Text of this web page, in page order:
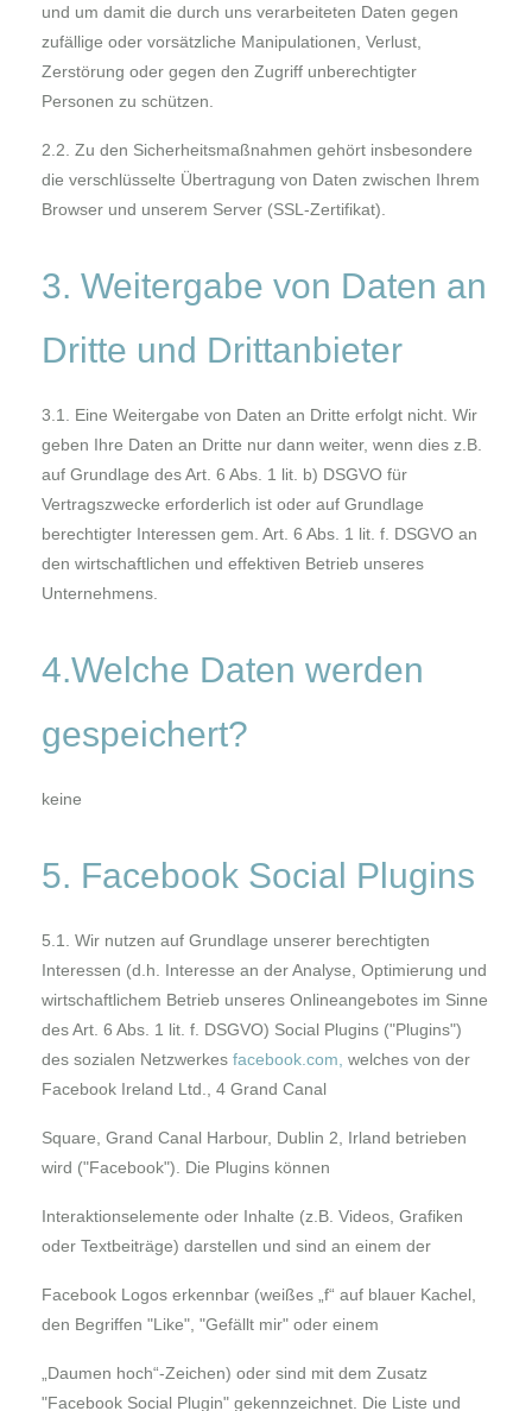
und um damit die durch uns verarbeiteten Daten gegen
zufällige oder vorsätzliche Manipulationen, Verlust,
Zerstörung oder gegen den Zugriff unberechtigter
Personen zu schützen.
2.2. Zu den Sicherheitsmaßnahmen gehört insbesondere
die verschlüsselte Übertragung von Daten zwischen Ihrem
Browser und unserem Server (SSL-Zertifikat).
3. Weitergabe von Daten an
Dritte und Drittanbieter
3.1. Eine Weitergabe von Daten an Dritte erfolgt nicht. Wir
geben Ihre Daten an Dritte nur dann weiter, wenn dies z.B.
auf Grundlage des Art. 6 Abs. 1 lit. b) DSGVO für
Vertragszwecke erforderlich ist oder auf Grundlage
berechtigter Interessen gem. Art. 6 Abs. 1 lit. f. DSGVO an
den wirtschaftlichen und effektiven Betrieb unseres
Unternehmens.
4.Welche Daten werden
gespeichert?
keine
5. Facebook Social Plugins
5.1. Wir nutzen auf Grundlage unserer berechtigten
Interessen (d.h. Interesse an der Analyse, Optimierung und
wirtschaftlichem Betrieb unseres Onlineangebotes im Sinne
des Art. 6 Abs. 1 lit. f. DSGVO) Social Plugins ("Plugins")
des sozialen Netzwerkes facebook.com welches von der
Facebook Ireland Ltd., 4 Grand Canal
Square, Grand Canal Harbour, Dublin 2, Irland betrieben
wird ("Facebook"). Die Plugins können
Interaktionselemente oder Inhalte (z.B. Videos, Grafiken
oder Textbeiträge) darstellen und sind an einem der
Facebook Logos erkennbar (weißes „f“ auf blauer Kachel,
den Begriffen "Like", "Gefällt mir" oder einem
„Daumen hoch“-Zeichen) oder sind mit dem Zusatz
"Facebook Social Plugin" gekennzeichnet. Die Liste und